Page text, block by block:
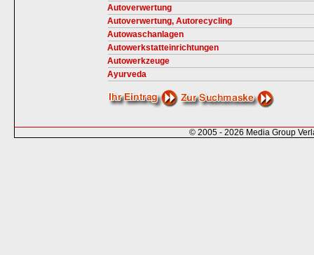
Autoverwertung
Autoverwertung, Autorecycling
Autowaschanlagen
Autowerkstatteinrichtungen
Autowerkzeuge
Ayurveda
© 2005 - 2026 Media Group